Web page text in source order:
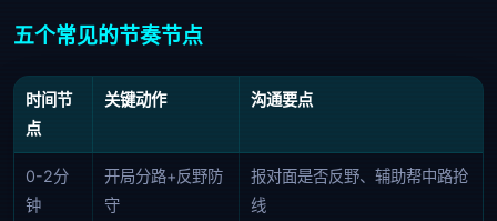
五个常见的节奏节点
时间节
点
关键动作 沟通要点
0-2分
钟
开局分路+反野防
守
报对面是否反野、辅助帮中路抢
线